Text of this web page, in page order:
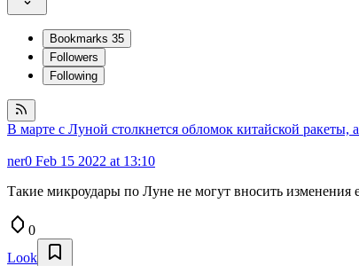
Bookmarks 35
Followers
Following
В марте с Луной столкнется обломок китайской ракеты,
ner0 Feb 15 2022 at 13:10
Такие микроудары по Луне не могут вносить изменения
0
Look